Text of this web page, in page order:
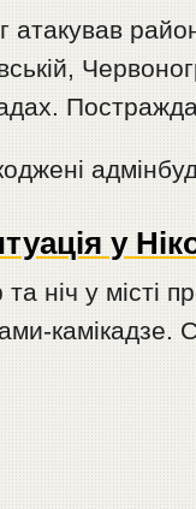
атакував
у
та ніч у місті
камікадзе.